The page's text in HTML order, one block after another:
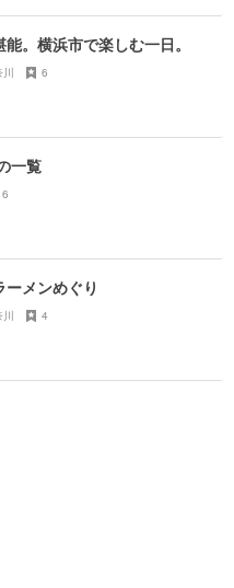
。横浜市で楽しむ一日。
川 6
一覧
メンめぐり
川 4